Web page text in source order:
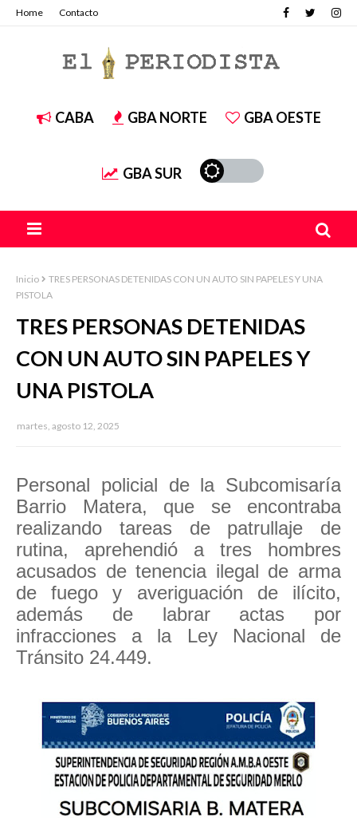
Home Contacto
CABA GBA NORTE GBA OESTE
GBA SUR
Inicio
TRES PERSONAS DETENIDAS CON UN AUTO SIN PAPELES Y UNA
PISTOLA
TRES PERSONAS DETENIDAS
CON UN AUTO SIN PAPELES Y
UNA PISTOLA
martes, agosto 12, 2025
Personal policial de la Subcomisaría
Barrio Matera, que se encontraba
realizando tareas de patrullaje de
rutina, aprehendió a tres hombres
acusados de tenencia ilegal de arma
de fuego y averiguación de ilícito,
además de labrar actas por
infracciones a la Ley Nacional de
Tránsito 24.449.